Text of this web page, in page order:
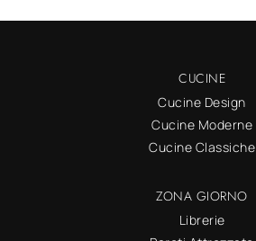
CUCINE
Cucine Design
Cucine Moderne
Cucine Classiche
ZONA GIORNO
Librerie